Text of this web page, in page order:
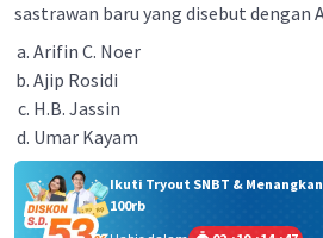
sastrawan baru yang disebut dengan
Arifin C. Noer
Ajip Rosidi
H.B. Jassin
Umar Kayam
Ikuti Tryout SNBT &
100rb